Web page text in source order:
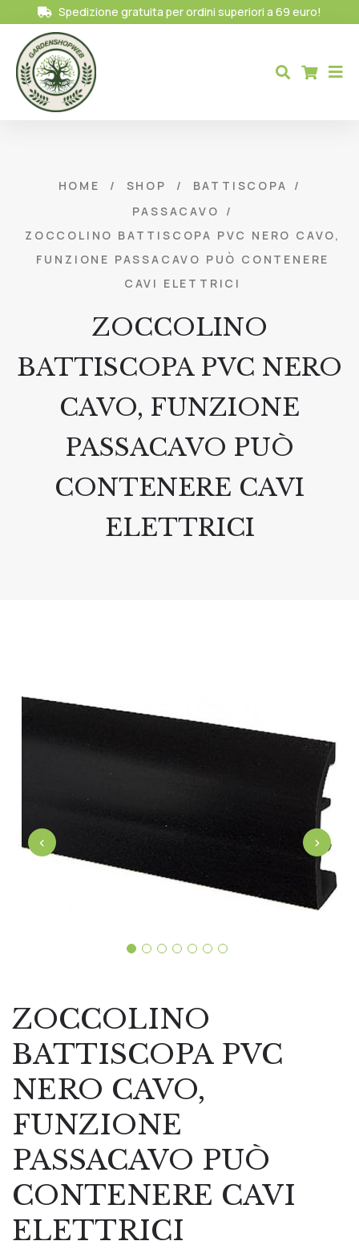
Spedizione gratuita per ordini superiori a 69 euro!
HOME / SHOP / BATTISCOPA
/
PASSACAVO
/
ZOCCOLINO BATTISCOPA PVC NERO CAVO,
FUNZIONE PASSACAVO PUÒ CONTENERE
CAVI ELETTRICI
ZOCCOLINO
BATTISCOPA PVC NERO
CAVO, FUNZIONE
PASSACAVO PUÒ
CONTENERE CAVI
ELETTRICI
‹ ›
ZOCCOLINO
BATTISCOPA PVC
NERO CAVO,
FUNZIONE
PASSACAVO PUÒ
CONTENERE CAVI
ELETTRICI